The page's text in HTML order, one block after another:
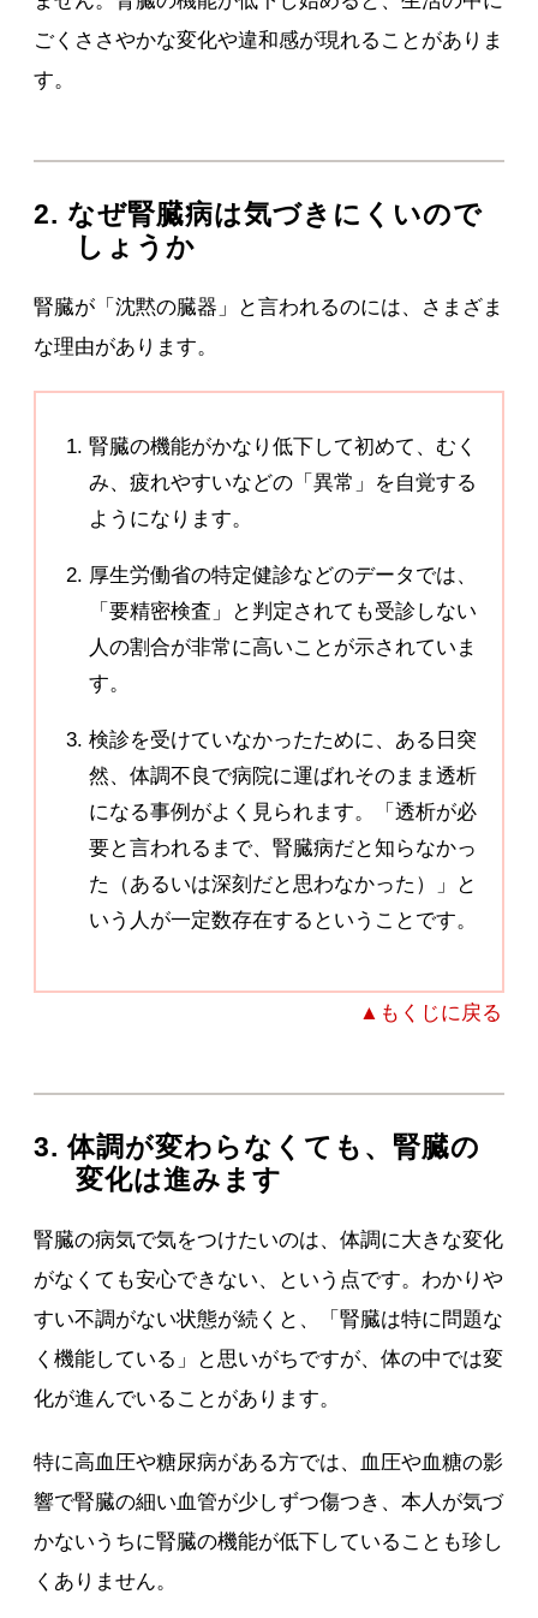
ごくささやかな変化や違和感が現れることがありま
す。
2. なぜ腎臓病は気づきにくいので
しょうか
腎臓が「沈黙の臓器」と言われるのには、さまざま
な理由があります。
腎臓の機能がかなり低下して初めて、むく
み、疲れやすいなどの「異常」を自覚する
ようになります。
厚生労働省の特定健診などのデータでは、
「要精密検査」と判定されても受診しない
人の割合が非常に高いことが示されていま
す。
検診を受けていなかったために、ある日突
然、体調不良で病院に運ばれそのまま透析
になる事例がよく見られます。「透析が必
要と言われるまで、腎臓病だと知らなかっ
た（あるいは深刻だと思わなかった）」と
いう人が一定数存在するということです。
▲もくじに戻る
3. 体調が変わらなくても、腎臓の
変化は進みます
腎臓の病気で気をつけたいのは、体調に大きな変化
がなくても安心できない、という点です。わかりや
すい不調がない状態が続くと、「腎臓は特に問題な
く機能している」と思いがちですが、体の中では変
化が進んでいることがあります。
特に高血圧や糖尿病がある方では、血圧や血糖の影
響で腎臓の細い血管が少しずつ傷つき、本人が気づ
かないうちに腎臓の機能が低下していることも珍し
くありません。